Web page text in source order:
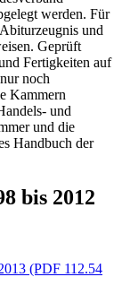
werden. Für
und
Geprüft
Fertigkeiten auf
noch
Kammern
und
und die
Handbuch der
bis 2012
(PDF 112.54